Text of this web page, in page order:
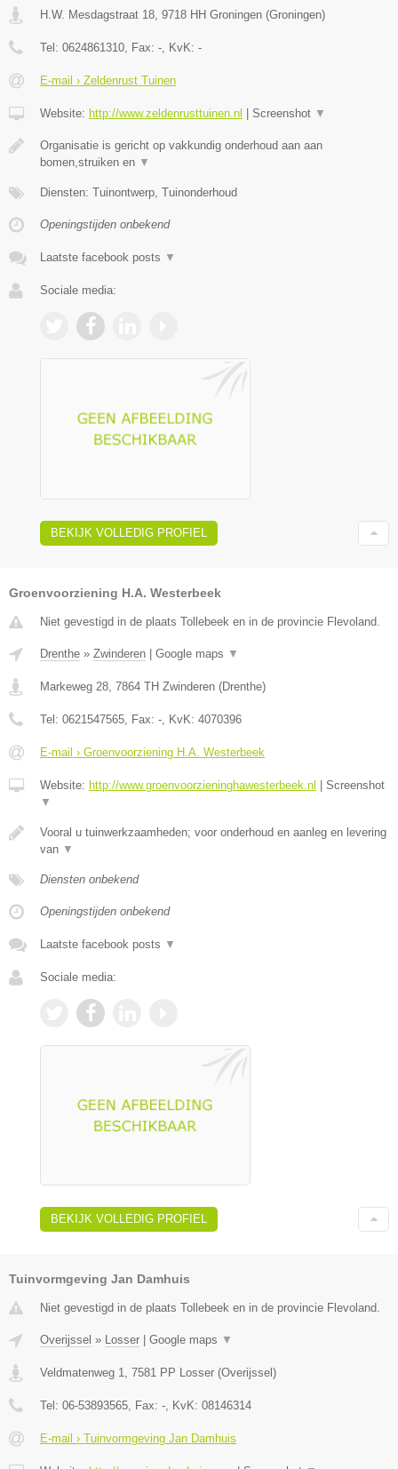
H.W. Mesdagstraat 18, 9718 HH Groningen (Groningen)
Tel: 0624861310, Fax: -, KvK: -
E-mail › Zeldenrust Tuinen
Website: http://www.zeldenrusttuinen.nl Screenshot ▼
Organisatie is gericht op vakkundig onderhoud aan aan
bomen,struiken en ▼
Diensten: Tuinontwerp, Tuinonderhoud
Openingstijden onbekend
Laatste facebook posts ▼
Sociale media:
BEKIJK VOLLEDIG PROFIEL
Groenvoorziening H.A. Westerbeek
Niet gevestigd in de plaats Tollebeek en in de provincie Flevoland.
Drenthe » Zwinderen Google maps ▼
Markeweg 28 7864 TH Zwinderen (Drenthe)
Tel: 0621547565 , Fax: - , KvK: 4070396
E-mail › Groenvoorziening H.A. Westerbeek
Website: http://www.groenvoorzieninghawesterbeek.nl
Screenshot
▼
Vooral u tuinwerkzaamheden; voor onderhoud en aanleg en levering
van ▼
Diensten onbekend
Openingstijden onbekend
Laatste facebook posts ▼
Sociale media:
BEKIJK VOLLEDIG PROFIEL
Tuinvormgeving Jan Damhuis
Niet gevestigd in de plaats Tollebeek en in de provincie Flevoland.
Overijssel » Losser Google maps ▼
Veldmatenweg 1, 7581 PP Losser (Overijssel )
Tel: 06-53893565, Fax: -, KvK: 08146314
E-mail › Tuinvormgeving Jan Damhuis